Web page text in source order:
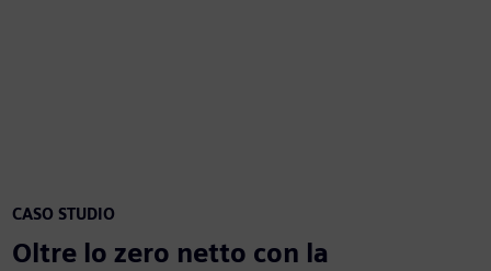
CASO STUDIO
Oltre lo zero netto con la